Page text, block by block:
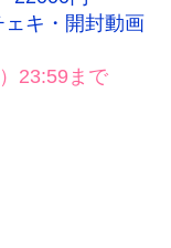
ェキ・開封動画
23:59まで